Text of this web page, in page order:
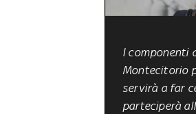
I componenti
Montecitorio
servirà a far
parteciperà